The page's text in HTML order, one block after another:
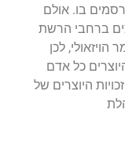
בו. אולם
ברחבי הרשת
לכן
היוצרים כל אדם
היוצרים של